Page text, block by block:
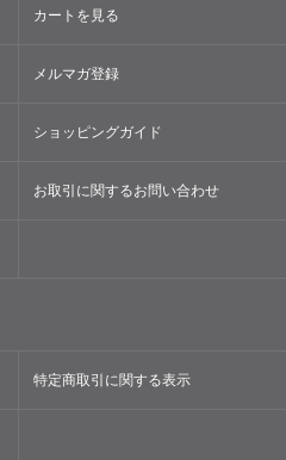
カートを見る
メルマガ登録
ショッピングガイド
お取引に関するお問い合わせ
特定商取引に関する表示